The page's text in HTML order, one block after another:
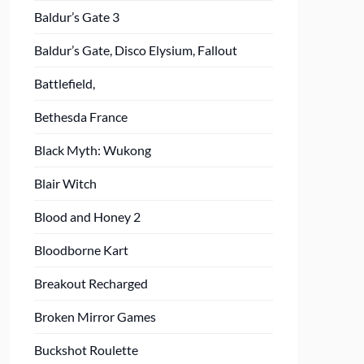
Baldur’s Gate 3
Baldur’s Gate, Disco Elysium, Fallout
Battlefield,
Bethesda France
Black Myth: Wukong
Blair Witch
Blood and Honey 2
Bloodborne Kart
Breakout Recharged
Broken Mirror Games
Buckshot Roulette